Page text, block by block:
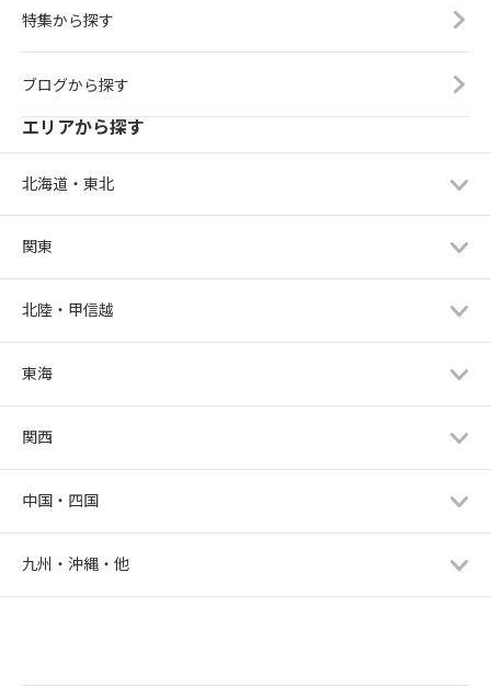
特集から探す
ブログから探す
エリアから探す
北海道・東北
関東
北陸・甲信越
東海
関西
中国・四国
九州・沖縄・他